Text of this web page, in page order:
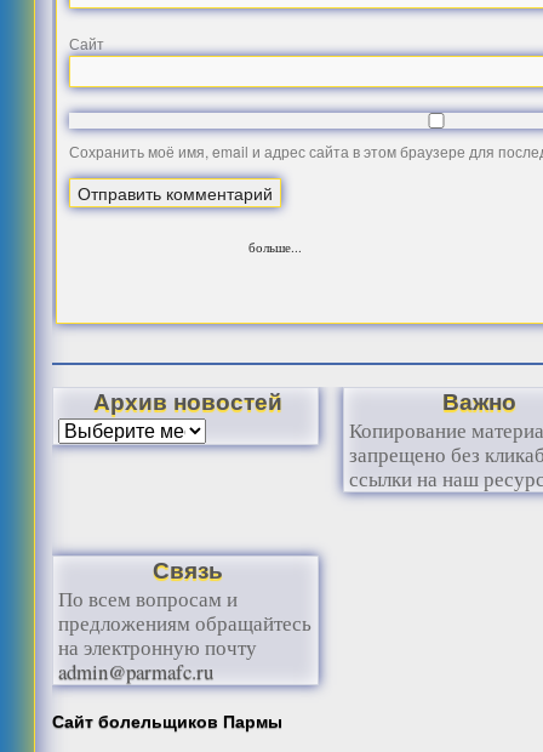
Сайт
Сохранить моё имя, email и адрес сайта в этом браузере для
больше...
Архив новостей Важно
Копирование
запрещено без
ссылки на наш
Связь
По всем вопросам и
предложениям обращайтесь
на электронную почту
admin@parmafc.ru
Сайт болельщиков Пармы